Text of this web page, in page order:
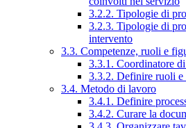
3.2.2. Tipologie di
3.2.3. Tipologie di
intervento
3.3. Competenze, ruoli e
3.3.1. Coordinatore
3.3.2. Definire ruoli e
3.4. Metodo di lavoro
3.4.1. Definire
3.4.2. Curare la